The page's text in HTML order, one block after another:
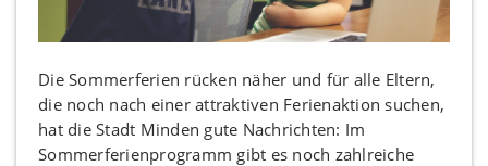
Die Sommerferien rücken näher und für alle Eltern,
die noch nach einer attraktiven Ferienaktion suchen,
hat die Stadt Minden gute Nachrichten: Im
Sommerferienprogramm gibt es noch zahlreiche